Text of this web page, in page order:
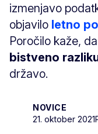
izmenjavo
objavilo letno
Poročilo kaže,
bistveno
državo.
NOVICE
21. oktober 2021